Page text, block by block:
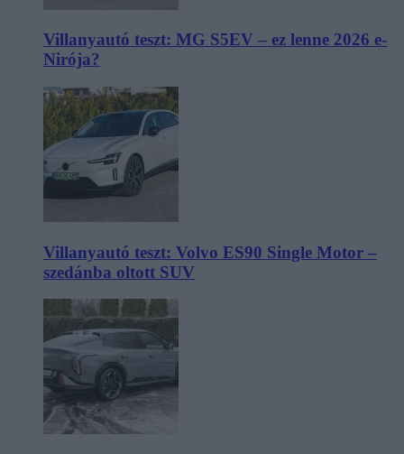
Villanyautó teszt: MG S5EV – ez lenne 2026 e-
Nirója?
Villanyautó teszt: Volvo ES90 Single Motor –
szedánba oltott SUV